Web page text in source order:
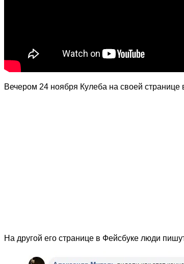
Вечером 24 ноября Кулеба на своей странице
На другой его странице в Фейсбуке люди